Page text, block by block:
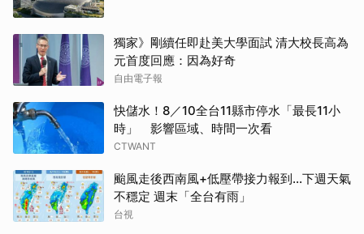
獨家》剛續任即赴美大學面試 清大校長高為
元首度回應：因為好奇
自由電子報
快儲水！8／10全台11縣市停水「最長11小
時」 影響區域、時間一次看
CTWANT
颱風走後西南風+低壓帶接力報到...下週天氣
不穩定 週末「全台有雨」
台視